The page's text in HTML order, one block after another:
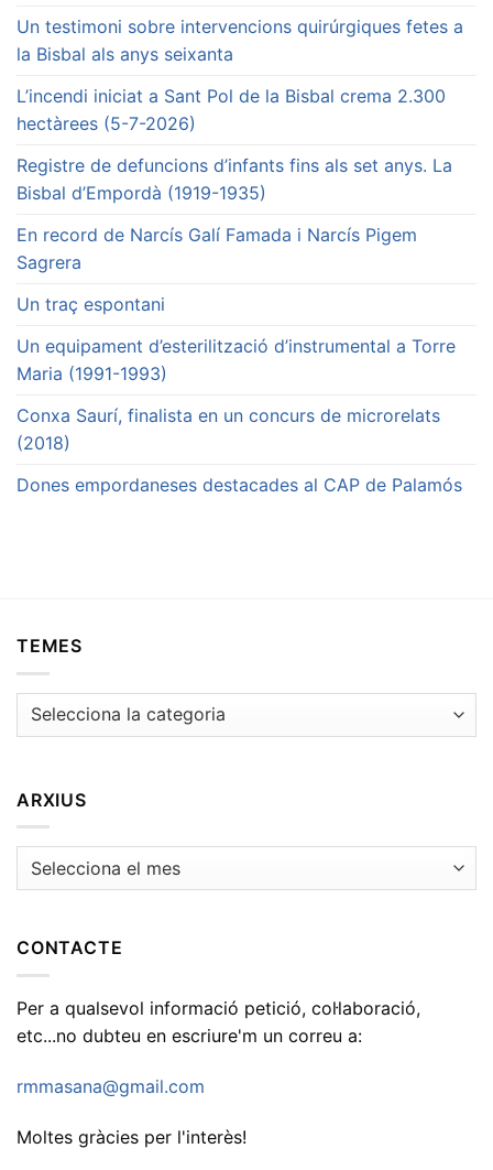
Un testimoni sobre intervencions quirúrgiques fetes a
la Bisbal als anys seixanta
L’incendi iniciat a Sant Pol de la Bisbal crema 2.300
hectàrees (5-7-2026)
Registre de defuncions d’infants fins als set anys. La
Bisbal d’Empordà (1919-1935)
En record de Narcís Galí Famada i Narcís Pigem
Sagrera
Un traç espontani
Un equipament d’esterilització d’instrumental a Torre
Maria (1991-1993)
Conxa Saurí, finalista en un concurs de microrelats
(2018)
Dones empordaneses destacades al CAP de Palamós
TEMES
Temes
ARXIUS
Arxius
CONTACTE
Per a qualsevol informació petició, col·laboració,
etc...no dubteu en escriure'm un correu a:
rmmasana@gmail.com
Moltes gràcies per l'interès!